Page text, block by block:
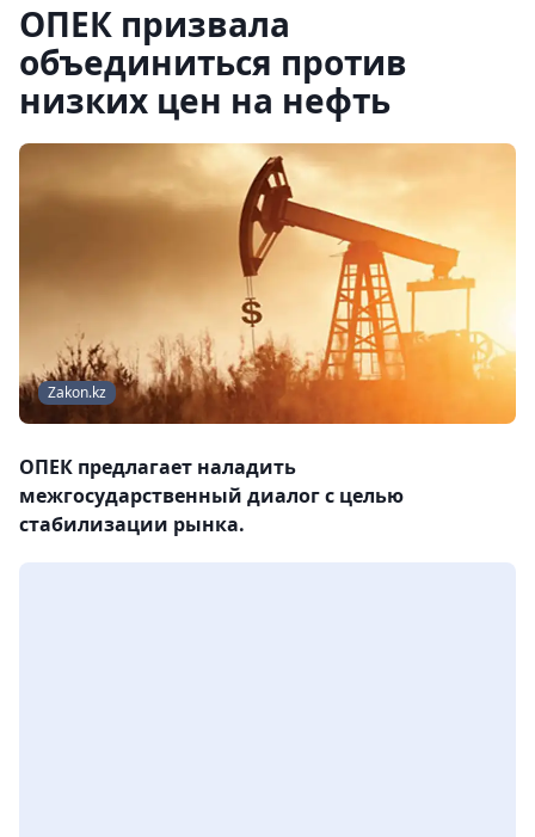
ОПЕК призвала
объединиться против
низких цен на нефть
Zakon.kz
ОПЕК предлагает наладить
межгосударственный диалог с целью
стабилизации рынка.